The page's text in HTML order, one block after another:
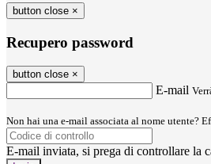
button close ×
Recupero password
button close ×
E-mail
Non hai una e-mail associata al nome utente?
E-mail inviata, si prega di controllare la